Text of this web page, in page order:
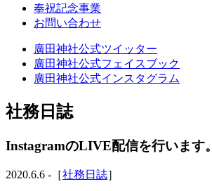
奉祝記念事業
お問い合わせ
廣田神社公式ツイッター
廣田神社公式フェイスブック
廣田神社公式インスタグラム
社務日誌
InstagramのLIVE配信を行います。
2020.6.6 -［社務日誌］